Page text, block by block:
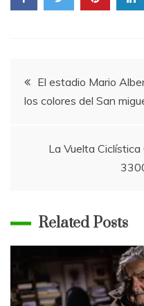
Navegación
de
entradas
El estadio Mario
los colores del San
La Vuelta
Related Posts